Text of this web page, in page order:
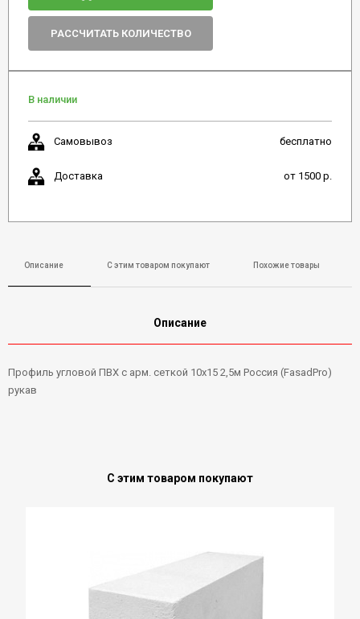
РАССЧИТАТЬ КОЛИЧЕСТВО
В наличии
Самовывоз бесплатно
Доставка от 1500 р.
Описание С этим товаром покупают Похожие товары
Описание
Профиль угловой ПВХ с арм. сеткой 10х15 2,5м Россия (FasadPro)
рукав
С этим товаром покупают